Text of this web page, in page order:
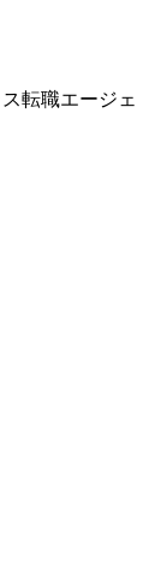
転職エージェ